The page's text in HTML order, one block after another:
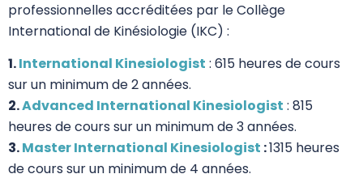
professionnelles accréditées par le Collège
International de Kinésiologie (IKC) :
1.International Kinesiologist : 615 heures de cours
sur un minimum de 2 années.
2.Advanced International Kinesiologist : 815
heures de cours sur un minimum de 3 années.
3.Master International Kinesiologist :1315 heures
de cours sur un minimum de 4 années.